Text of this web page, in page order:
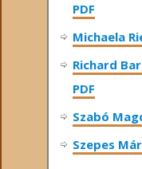
PDF
Michaela
Richard
PDF
Szabó
Szepes